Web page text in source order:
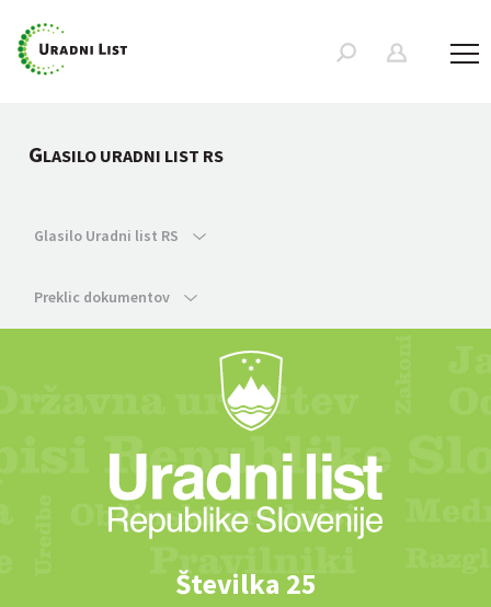
GLASILO URADNI LIST RS
Glasilo Uradni list RS
Preklic dokumentov
Številka 25